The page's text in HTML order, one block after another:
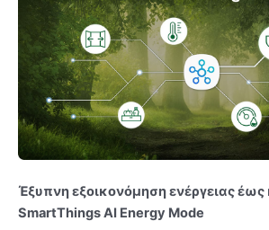
Έξυπνη εξοικονόμηση ενέργειας έως
SmartThings AI Energy Mode